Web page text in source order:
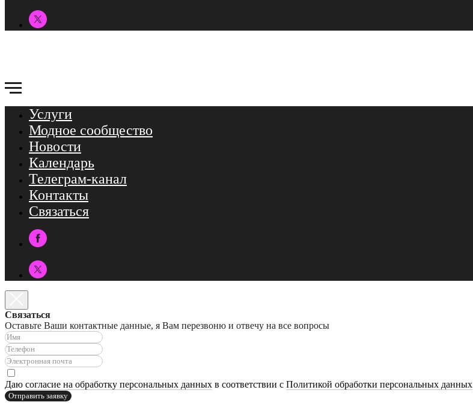
Услуги
Модное сообщество
Новости
Календарь
Телеграм-канал
Контакты
Связаться
Связаться
Оставьте Ваши контактные данные, я Вам перезвоню и отвечу на все вопросы
Даю согласие на обработку персональных данных в соответствии с Политикой обработки персональных данных
Отправить заявку